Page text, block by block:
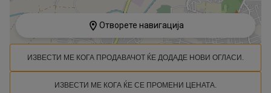
Отворете навигација
ИЗВЕСТИ МЕ КОГА ПРОДАВАЧОТ ЌЕ ДОДАДЕ НОВИ ОГЛАСИ.
ИЗВЕСТИ МЕ КОГА ЌЕ СЕ ПРОМЕНИ ЦЕНАТА.